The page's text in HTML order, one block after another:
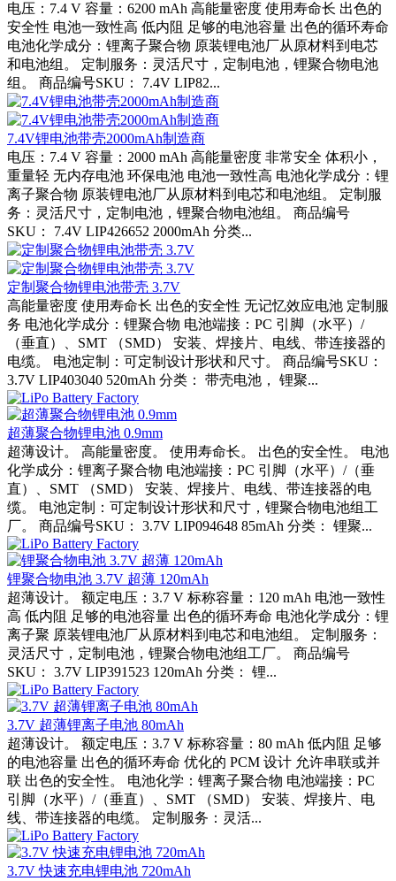
电压：7.4 V 容量：6200 mAh 高能量密度 使用寿命长 出色的
安全性 电池一致性高 低内阻 足够的电池容量 出色的循环寿命
电池化学成分：锂离子聚合物 原装锂电池厂从原材料到电芯
和电池组。 定制服务：灵活尺寸，定制电池，锂聚合物电池
组。 商品编号SKU： 7.4V LIP82...
7.4V锂电池带壳2000mAh制造商
电压：7.4 V 容量：2000 mAh 高能量密度 非常安全 体积小，
重量轻 无内存电池 环保电池 电池一致性高 电池化学成分：锂
离子聚合物 原装锂电池厂从原材料到电芯和电池组。 定制服
务：灵活尺寸，定制电池，锂聚合物电池组。 商品编号
SKU： 7.4V LIP426652 2000mAh 分类...
定制聚合物锂电池带壳 3.7V
高能量密度 使用寿命长 出色的安全性 无记忆效应电池 定制服
务 电池化学成分：锂聚合物 电池端接：PC 引脚（水平）/
（垂直）、SMT （SMD） 安装、焊接片、电线、带连接器的
电缆。 电池定制：可定制设计形状和尺寸。 商品编号SKU：
3.7V LIP403040 520mAh 分类： 带壳电池， 锂聚...
超薄聚合物锂电池 0.9mm
超薄设计。 高能量密度。 使用寿命长。 出色的安全性。 电池
化学成分：锂离子聚合物 电池端接：PC 引脚（水平）/（垂
直）、SMT （SMD） 安装、焊接片、电线、带连接器的电
缆。 电池定制：可定制设计形状和尺寸，锂聚合物电池组工
厂。 商品编号SKU： 3.7V LIP094648 85mAh 分类： 锂聚...
锂聚合物电池 3.7V 超薄 120mAh
超薄设计。 额定电压：3.7 V 标称容量：120 mAh 电池一致性
高 低内阻 足够的电池容量 出色的循环寿命 电池化学成分：锂
离子聚 原装锂电池厂从原材料到电芯和电池组。 定制服务：
灵活尺寸，定制电池，锂聚合物电池组工厂。 商品编号
SKU： 3.7V LIP391523 120mAh 分类： 锂...
3.7V 超薄锂离子电池 80mAh
超薄设计。 额定电压：3.7 V 标称容量：80 mAh 低内阻 足够
的电池容量 出色的循环寿命 优化的 PCM 设计 允许串联或并
联 出色的安全性。 电池化学：锂离子聚合物 电池端接：PC
引脚（水平）/（垂直）、SMT （SMD） 安装、焊接片、电
线、带连接器的电缆。 定制服务：灵活...
3.7V 快速充电锂电池 720mAh